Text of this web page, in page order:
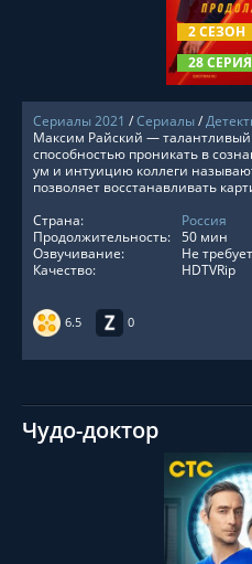
2 СЕЗОН
28 СЕРИЯ
Сериалы 2021 /Сериалы/
6.5 0
Максим Райский —
способностью проникать в
ум и интуицию коллеги
позволяет восстанавливать
Страна:
Россия
Продолжительность: 50 мин
Озвучивание:
Не
Качество:
HDTVRip
Чудо-доктор